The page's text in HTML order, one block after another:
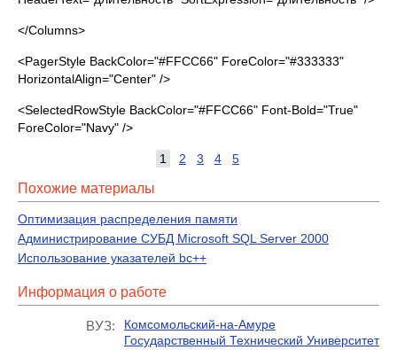
</Columns>
<PagerStyle BackColor="#FFCC66" ForeColor="#333333"
HorizontalAlign="Center" />
<SelectedRowStyle BackColor="#FFCC66" Font-Bold="True"
ForeColor="Navy" />
1 2 3 4 5
Похожие материалы
Оптимизация распределения памяти
Администрирование СУБД Microsoft SQL Server 2000
Использование указателей bc++
Информация о работе
ВУЗ:
Комсомольский-на-Амуре
Государственный Технический Университет